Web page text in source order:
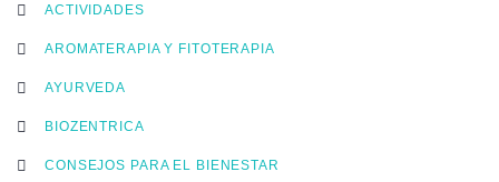
ACTIVIDADES
AROMATERAPIA Y FITOTERAPIA
AYURVEDA
BIOZENTRICA
CONSEJOS PARA EL BIENESTAR